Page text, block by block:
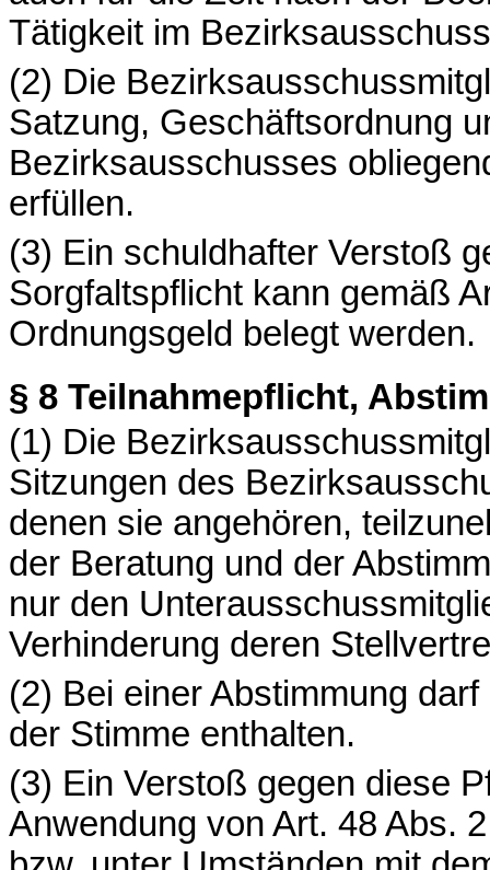
Tätigkeit im
(2) Die
Satzung, Geschäftsordnung
Bezirksausschusses
erfüllen.
(3) Ein schuldhafter Verstoß
Sorgfaltspflicht kann gemäß
Ordnungsgeld belegt werden.
§ 8 Teilnahmepflicht,
(1) Die
Sitzungen des
denen sie angehören,
der Beratung und der
nur den
Verhinderung deren
(2) Bei einer Abstimmung
der Stimme enthalten.
(3) Ein Verstoß gegen diese
Anwendung von Art. 48 Abs.